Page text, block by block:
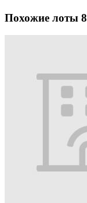
Похожие лоты 8